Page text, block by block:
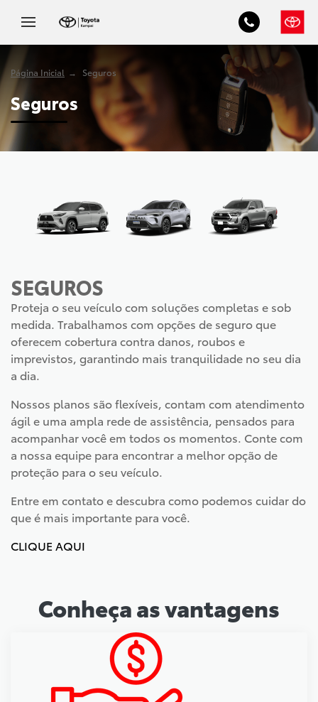
Página Inicial Seguros
Seguros
SEGUROS
Proteja o seu veículo com soluções completas e sob
medida. Trabalhamos com opções de seguro que
oferecem cobertura contra danos, roubos e
imprevistos, garantindo mais tranquilidade no seu dia
a dia.
Nossos planos são flexíveis, contam com atendimento
ágil e uma ampla rede de assistência, pensados para
acompanhar você em todos os momentos. Conte com
a nossa equipe para encontrar a melhor opção de
proteção para o seu veículo.
Entre em contato e descubra como podemos cuidar do
que é mais importante para você.
CLIQUE AQUI
Conheça as vantagens